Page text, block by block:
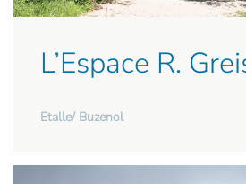
L’Espace R.
Etalle/ Buzenol